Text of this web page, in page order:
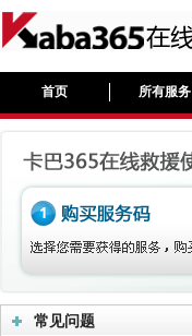
首页 所有服务
常见问题